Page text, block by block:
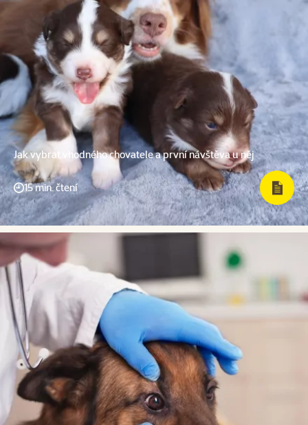
Jak vybrat vhodného chovatele a první návštěva u něj
15 min. čtení